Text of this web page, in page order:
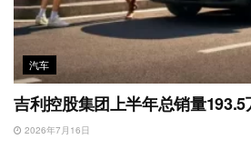
汽车
吉利控股集团上半年总销量
2026年7月16日